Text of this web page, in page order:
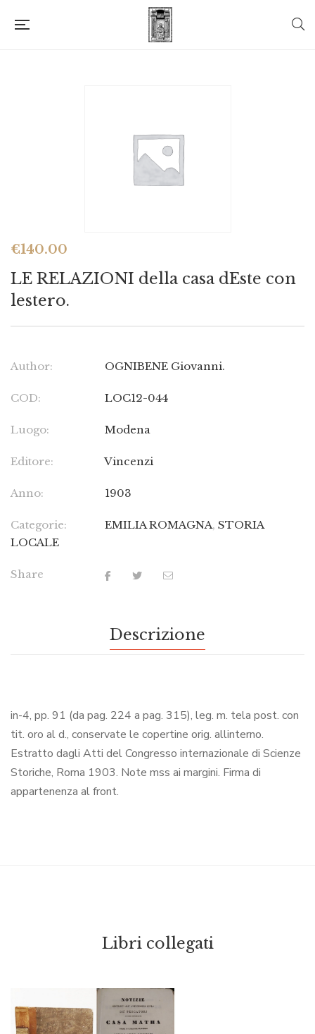
€140.00
LE RELAZIONI della casa dEste con
lestero.
Author: OGNIBENE Giovanni.
COD: LOC12-044
Luogo: Modena
Editore: Vincenzi
Anno: 1903
Categorie: EMILIA ROMAGNA, STORIA
LOCALE
Share
Descrizione
in-4, pp. 91 (da pag. 224 a pag. 315), leg. m. tela post. con
tit. oro al d., conservate le copertine orig. allinterno.
Estratto dagli Atti del Congresso internazionale di Scienze
Storiche, Roma 1903. Note mss ai margini. Firma di
appartenenza al front.
Libri collegati